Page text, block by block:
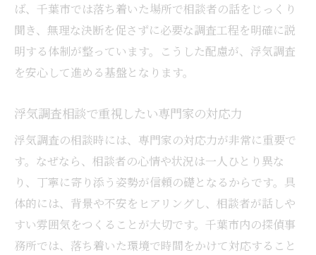
浮気調査相談後に後悔しないための千葉市
の知恵
ば、千葉市では落ち着いた場所で相談者の話をじっくり
聞き、無理な決断を促さずに必要な調査工程を明確に説
明する体制が整っています。こうした配慮が、浮気調査
を安心して進める基盤となります。
浮気調査相談で重視したい専門家の対応力
浮気調査の相談時には、専門家の対応力が非常に重要で
す。なぜなら、相談者の心情や状況は一人ひとり異な
り、丁寧に寄り添う姿勢が信頼の礎となるからです。具
体的には、背景や不安をヒアリングし、相談者が話しや
すい雰囲気をつくることが大切です。千葉市内の探偵事
務所では、落ち着いた環境で時間をかけて対応すること